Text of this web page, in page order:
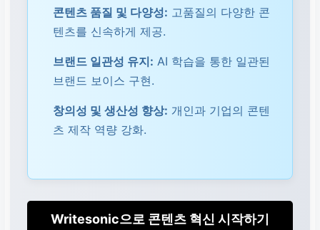
콘텐츠 품질 및 다양성: 고품질의 다양한 콘
텐츠를 신속하게 제공.
브랜드 일관성 유지: AI 학습을 통한 일관된
브랜드 보이스 구현.
창의성 및 생산성 향상: 개인과 기업의 콘텐
츠 제작 역량 강화.
Writesonic으로 콘텐츠 혁신 시작하기